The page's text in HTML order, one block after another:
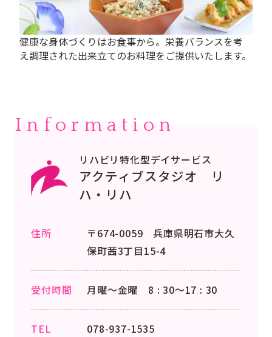
健康な身体づくりはお食事から。栄養バランスを考
え調理された出来立てのお料理をご提供いたします。
Information
リハビリ特化型デイサービス
アクティブスタジオ リ
ハ・リハ
住所
〒674-0059 兵庫県明石市大久
保町茜3丁目15-4
受付時間 月曜～金曜 8 : 30～17 : 30
TEL 078-937-1535